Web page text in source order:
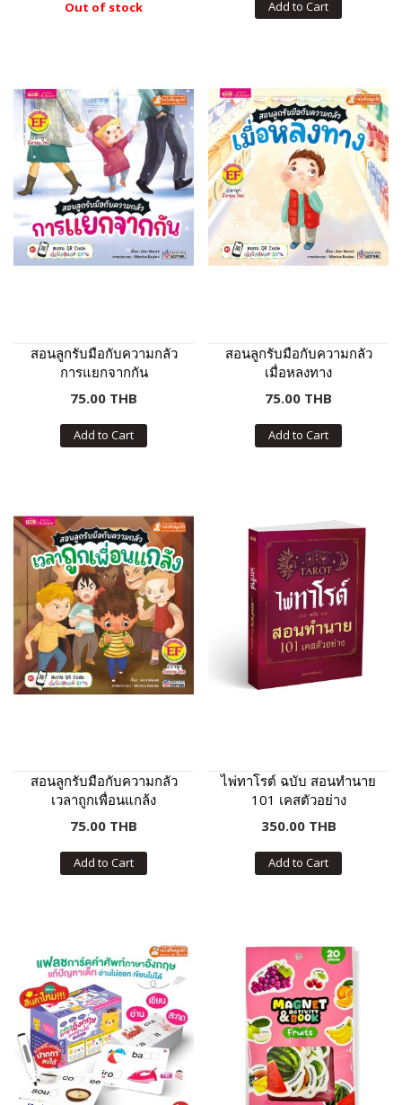
Out of stock Add to Cart
สอนลูกรับมือกับความกลัว
การแยกจากกัน
75.00 THB
Add to Cart
สอนลูกรับมือกับความกลัว
เมื่อหลงทาง
75.00 THB
Add to Cart
สอนลูกรับมือกับความกลัว
เวลาถูกเพื่อนแกล้ง
75.00 THB
Add to Cart
ไพ่ทาโรต์ ฉบับ สอนทำนาย
101 เคสตัวอย่าง
350.00 THB
Add to Cart